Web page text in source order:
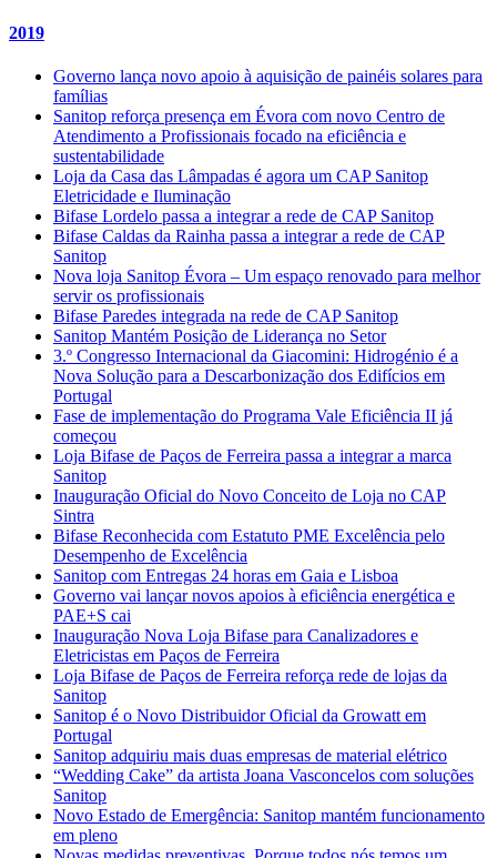
2019
Governo lança novo apoio à aquisição de painéis solares para
famílias
Sanitop reforça presença em Évora com novo Centro de
Atendimento a Profissionais focado na eficiência e
sustentabilidade
Loja da Casa das Lâmpadas é agora um CAP Sanitop
Eletricidade e Iluminação
Bifase Lordelo passa a integrar a rede de CAP Sanitop
Bifase Caldas da Rainha passa a integrar a rede de CAP
Sanitop
Nova loja Sanitop Évora – Um espaço renovado para melhor
servir os profissionais
Bifase Paredes integrada na rede de CAP Sanitop
Sanitop Mantém Posição de Liderança no Setor
3.º Congresso Internacional da Giacomini: Hidrogénio é a
Nova Solução para a Descarbonização dos Edifícios em
Portugal
Fase de implementação do Programa Vale Eficiência II já
começou
Loja Bifase de Paços de Ferreira passa a integrar a marca
Sanitop
Inauguração Oficial do Novo Conceito de Loja no CAP
Sintra
Bifase Reconhecida com Estatuto PME Excelência pelo
Desempenho de Excelência
Sanitop com Entregas 24 horas em Gaia e Lisboa
Governo vai lançar novos apoios à eficiência energética e
PAE+S cai
Inauguração Nova Loja Bifase para Canalizadores e
Eletricistas em Paços de Ferreira
Loja Bifase de Paços de Ferreira reforça rede de lojas da
Sanitop
Sanitop é o Novo Distribuidor Oficial da Growatt em
Portugal
Sanitop adquiriu mais duas empresas de material elétrico
“Wedding Cake” da artista Joana Vasconcelos com soluções
Sanitop
Novo Estado de Emergência: Sanitop mantém funcionamento
em pleno